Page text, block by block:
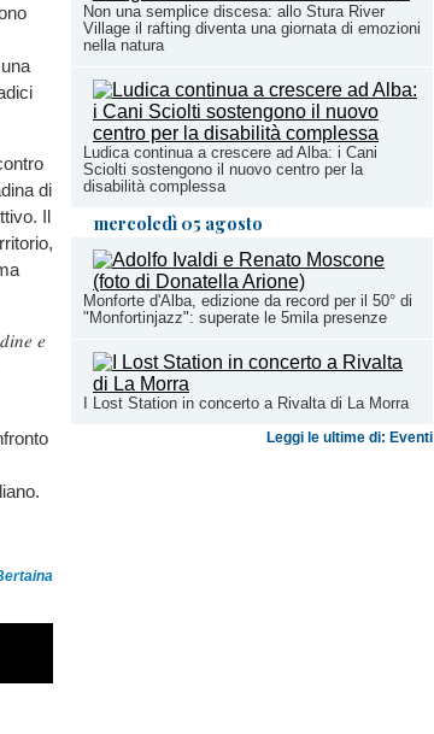
Non una semplice discesa: allo Stura River
Village il rafting diventa una giornata di emozioni
nella natura
Ludica continua a crescere ad Alba: i Cani
Sciolti sostengono il nuovo centro per la
disabilità complessa
mercoledì 05 agosto
Monforte d'Alba, edizione da record per il 50° di
"Monfortinjazz": superate le 5mila presenze
I Lost Station in concerto a Rivalta di La Morra
Leggi le ultime di: Eventi
di
Il
𝑒